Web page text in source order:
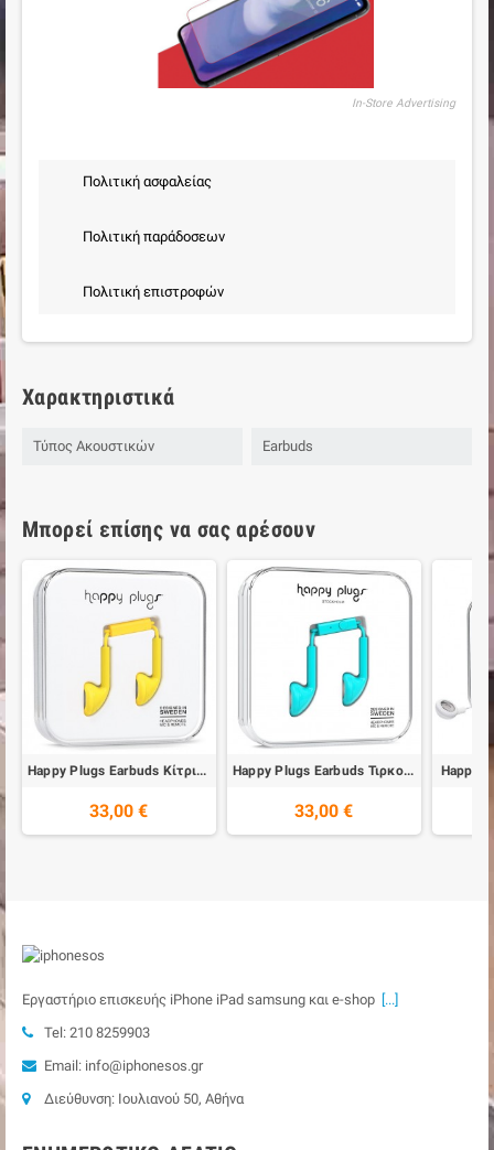
In-Store Advertising
Πολιτική ασφαλείας
Πολιτική παράδοσεων
Πολιτική επιστροφών
Χαρακτηριστικά
Τύπος Ακουστικών Earbuds
Μπορεί επίσης να σας αρέσουν
Happy Plugs Earbuds Κίτρινο
33,00 €
Happy Plugs Earbuds Τιρκουάζ
33,00 €
Happy
Εργαστήριο επισκευής iPhone iPad samsung και e-shop [...]
Tel: 210 8259903
Email: info@iphonesos.gr
Διεύθυνση: Ιουλιανού 50, Αθήνα